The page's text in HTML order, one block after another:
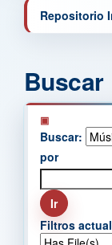
Repositorio
Buscar
Buscar:
por
Filtros